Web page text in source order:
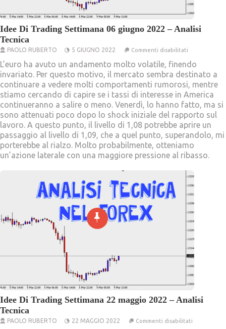
Idee Di Trading Settimana 06 giugno 2022 – Analisi
Tecnica
PAOLO RUBERTO 5 GIUGNO 2022 Commenti disabilitati
Di
Trading
Settimana
06
giugno
2022
–
Analisi
Tecnica
L’euro ha avuto un andamento molto volatile, finendo
invariato. Per questo motivo, il mercato sembra destinato a
continuare a vedere molti comportamenti rumorosi, mentre
stiamo cercando di capire se i tassi di interesse in America
continueranno a salire o meno. Venerdì, lo hanno fatto, ma si
sono attenuati poco dopo lo shock iniziale del rapporto sul
lavoro. A questo punto, il livello di 1,08 potrebbe aprire un
passaggio al livello di 1,09, che a quel punto, superandolo, mi
porterebbe al rialzo. Molto probabilmente, otteniamo
un’azione laterale con una maggiore pressione al ribasso.
Idee Di Trading Settimana 22 maggio 2022 – Analisi
Tecnica
PAOLO RUBERTO 22 MAGGIO 2022 Commenti disabilitati